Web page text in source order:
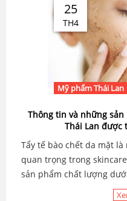
25
TH4
Mỹ phẩm Thái Lan
Thông tin và những
Thái Lan
Tẩy tế bào chết da mặt
quan trọng trong
sản phẩm chất lượng